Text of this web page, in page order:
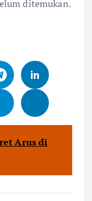
ditemukan.
Arus di